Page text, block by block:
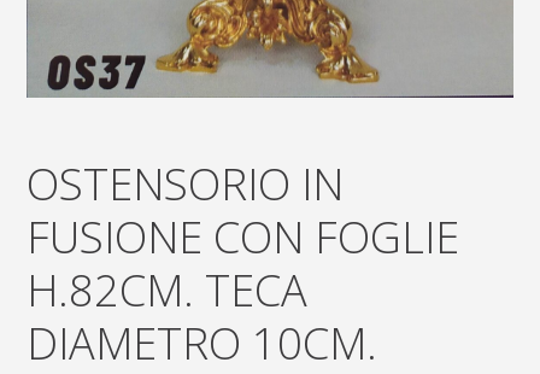
OSTENSORIO IN
FUSIONE CON FOGLIE
H.82CM. TECA
DIAMETRO 10CM.